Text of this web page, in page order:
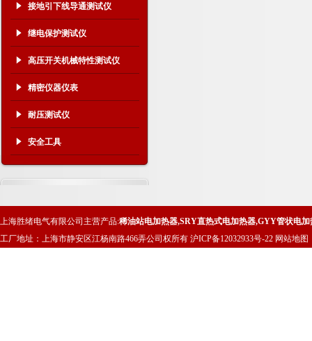
接地引下线导通测试仪
继电保护测试仪
高压开关机械特性测试仪
精密仪器仪表
耐压测试仪
安全工具
上海胜绪电气有限公司主营产品:稀油站电加热器,SRY直热式电加热器,GYY管状电加
工厂地址：上海市静安区江杨南路466弄公司权所有 沪ICP备12032933号-22 网站地图